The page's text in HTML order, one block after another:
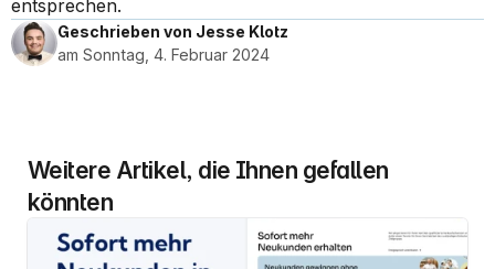
entsprechen.
Geschrieben von Jesse Klotz
am Sonntag, 4. Februar 2024
Weitere Artikel, die Ihnen gefallen
könnten